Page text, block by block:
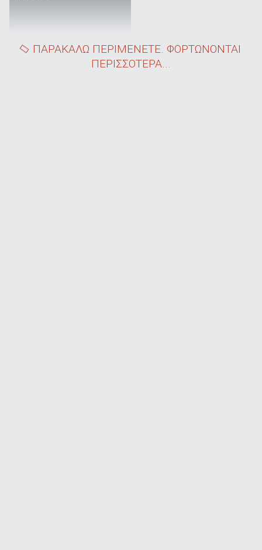
ΠΑΡΑΚΑΛΩ ΠΕΡΙΜΕΝΕΤΕ. ΦΟΡΤΩΝΟΝΤΑΙ
ΠΕΡΙΣΣΟΤΕΡΑ...